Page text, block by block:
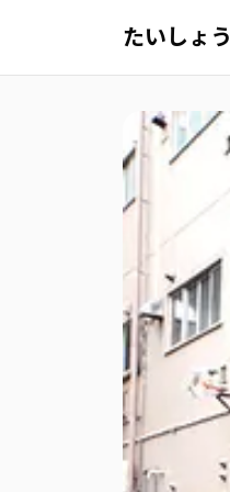
たいしょ